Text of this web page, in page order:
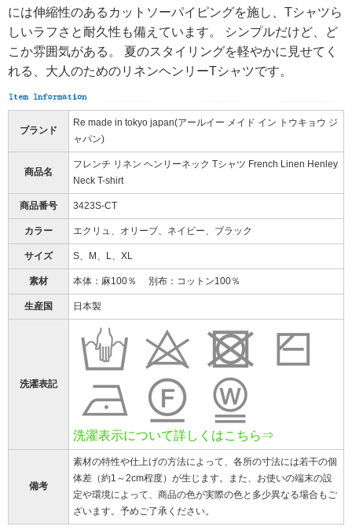
には伸縮性のあるカットソーパイピングを施し、Tシャツら
しいラフさと耐久性も備えています。 シンプルだけど、ど
こか雰囲気がある。 夏のスタイリングを軽やかに見せてく
れる、大人のためのリネンヘンリーTシャツです。
ブランド
Re made in tokyo japan(アールイー メイド イン トウキョウ ジ
ャパン)
商品名
フレンチ リネン ヘンリーネック Tシャツ French Linen Henley
Neck T-shirt
商品番号 3423S-CT
カラー エクリュ、オリーブ、ネイビー、ブラック
サイズ S、M、L、XL
素材 本体：麻100％ 別布：コットン100％
生産国 日本製
洗濯表記
洗濯表示について詳しくはこちら⇒
備考
素材の特性や仕上げの方法によって、各所の寸法には若干の個
体差（約1～2cm程度）が生じます。また、お使いの端末の設
定や環境によって、商品の色が実際の色と多少異なる場合もご
ざいます。予めご了承ください。